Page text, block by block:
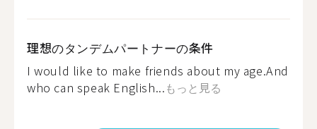
理想のタンデムパートナーの条件
I would like to make friends about my age.And
who can speak English...もっと見る